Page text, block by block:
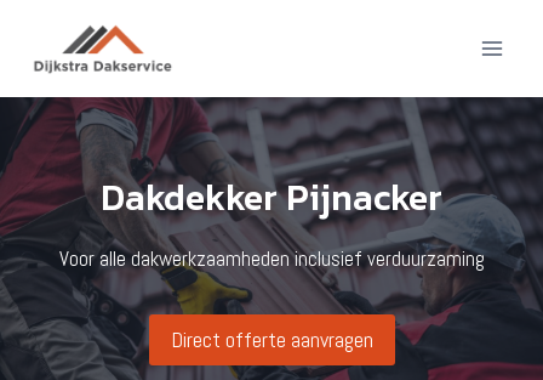
inhoud
Dakdekker Pijnacker
Voor alle dakwerkzaamheden inclusief verduurzaming
Direct offerte aanvragen